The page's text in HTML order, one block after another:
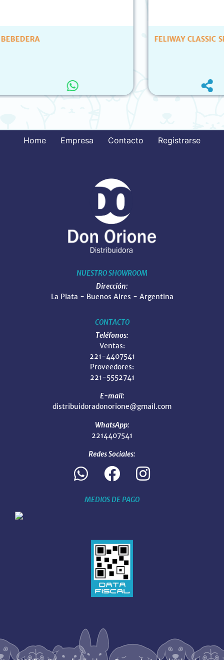
FELIWAY CLASSIC SPRAY 60ML
Home Empresa Contacto Registrarse
NUESTRO SHOWROOM
Dirección:
La Plata - Buenos Aires - Argentina
CONTACTO
Teléfonos:
Ventas:
221-4407541
Proveedores:
221-5552741
E-mail:
distribuidoradonorione@gmail.com
WhatsApp:
2214407541
Redes Sociales:
MEDIOS DE PAGO